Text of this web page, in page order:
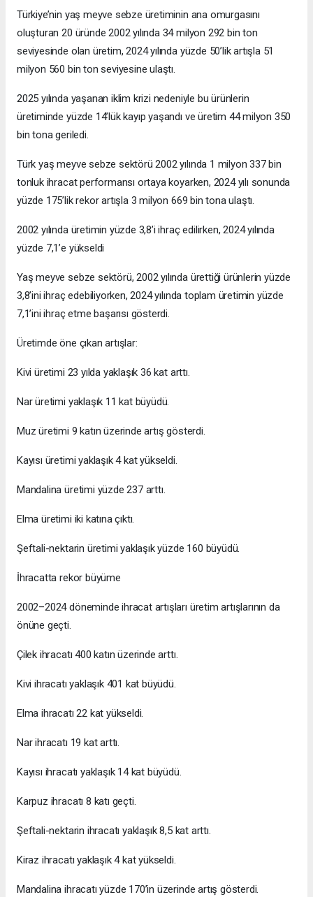
Türkiye’nin yaş meyve sebze üretiminin ana omurgasını
oluşturan 20 üründe 2002 yılında 34 milyon 292 bin ton
seviyesinde olan üretim, 2024 yılında yüzde 50’lik artışla 51
milyon 560 bin ton seviyesine ulaştı.
2025 yılında yaşanan iklim krizi nedeniyle bu ürünlerin
üretiminde yüzde 14’lük kayıp yaşandı ve üretim 44 milyon 350
bin tona geriledi.
Türk yaş meyve sebze sektörü 2002 yılında 1 milyon 337 bin
tonluk ihracat performansı ortaya koyarken, 2024 yılı sonunda
yüzde 175’lik rekor artışla 3 milyon 669 bin tona ulaştı.
2002 yılında üretimin yüzde 3,8’i ihraç edilirken, 2024 yılında
yüzde 7,1’e yükseldi
Yaş meyve sebze sektörü, 2002 yılında ürettiği ürünlerin yüzde
3,8’ini ihraç edebiliyorken, 2024 yılında toplam üretimin yüzde
7,1’ini ihraç etme başarısı gösterdi.
Üretimde öne çıkan artışlar:
Kivi üretimi 23 yılda yaklaşık 36 kat arttı.
Nar üretimi yaklaşık 11 kat büyüdü.
Muz üretimi 9 katın üzerinde artış gösterdi.
Kayısı üretimi yaklaşık 4 kat yükseldi.
Mandalina üretimi yüzde 237 arttı.
Elma üretimi iki katına çıktı.
Şeftali-nektarin üretimi yaklaşık yüzde 160 büyüdü.
İhracatta rekor büyüme
2002–2024 döneminde ihracat artışları üretim artışlarının da
önüne geçti.
Çilek ihracatı 400 katın üzerinde arttı.
Kivi ihracatı yaklaşık 401 kat büyüdü.
Elma ihracatı 22 kat yükseldi.
Nar ihracatı 19 kat arttı.
Kayısı ihracatı yaklaşık 14 kat büyüdü.
Karpuz ihracatı 8 katı geçti.
Şeftali-nektarin ihracatı yaklaşık 8,5 kat arttı.
Kiraz ihracatı yaklaşık 4 kat yükseldi.
Mandalina ihracatı yüzde 170’in üzerinde artış gösterdi.